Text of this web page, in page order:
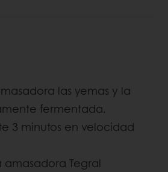
las yemas y la
fermentada.
3 minutos en velocidad
Tegral